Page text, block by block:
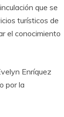
que se
turísticos de
el conocimiento
Enríquez
por la